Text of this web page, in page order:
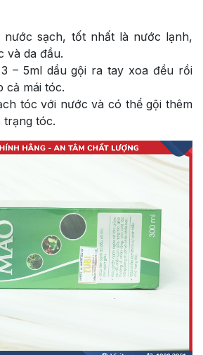
nước sạch, tốt nhất là nước lạnh,
và da đầu.
– 5ml dầu gội ra tay xoa đều rồi
cả mái tóc.
tóc với nước và có thể gội thêm
trạng tóc.